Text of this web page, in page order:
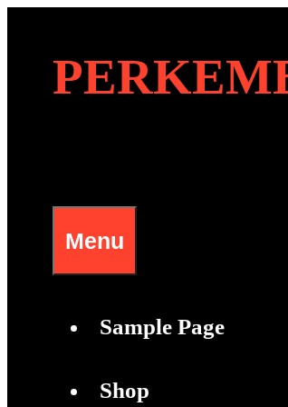
content
Menu
Sample Page
Shop